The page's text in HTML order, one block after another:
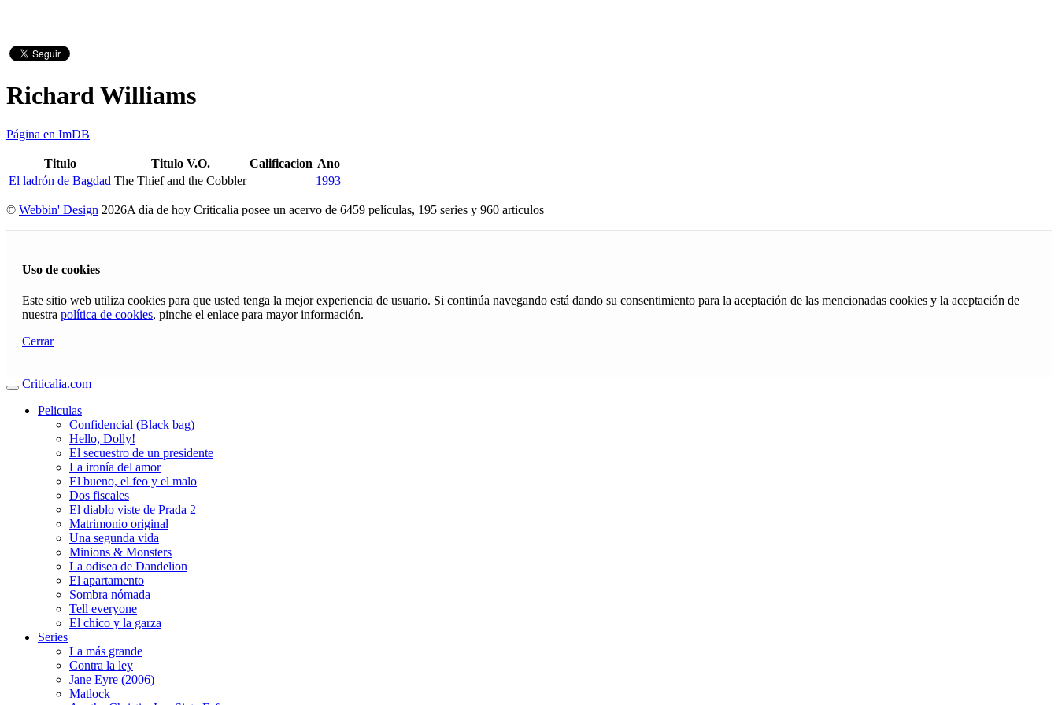
Richard Williams
Página en ImDB
Titulo Titulo V.O. Calificacion Ano
El ladrón de Bagdad The Thief and the Cobbler 1993
© Webbin' Design 2026A día de hoy Criticalia posee un acervo de 6459 películas, 195 series y 960 articulos
Uso de cookies
Este sitio web utiliza cookies para que usted tenga la mejor experiencia de usuario. Si continúa navegando está dando su consentimiento para la aceptación de las mencionadas cookies y la aceptación de
nuestra política de cookies, pinche el enlace para mayor información.
Cerrar
Criticalia.com
Peliculas
Confidencial (Black bag)
Hello, Dolly!
El secuestro de un presidente
La ironía del amor
El bueno, el feo y el malo
Dos fiscales
El diablo viste de Prada 2
Matrimonio original
Una segunda vida
Minions & Monsters
La odisea de Dandelion
El apartamento
Sombra nómada
Tell everyone
El chico y la garza
Series
La más grande
Contra la ley
Jane Eyre (2006)
Matlock